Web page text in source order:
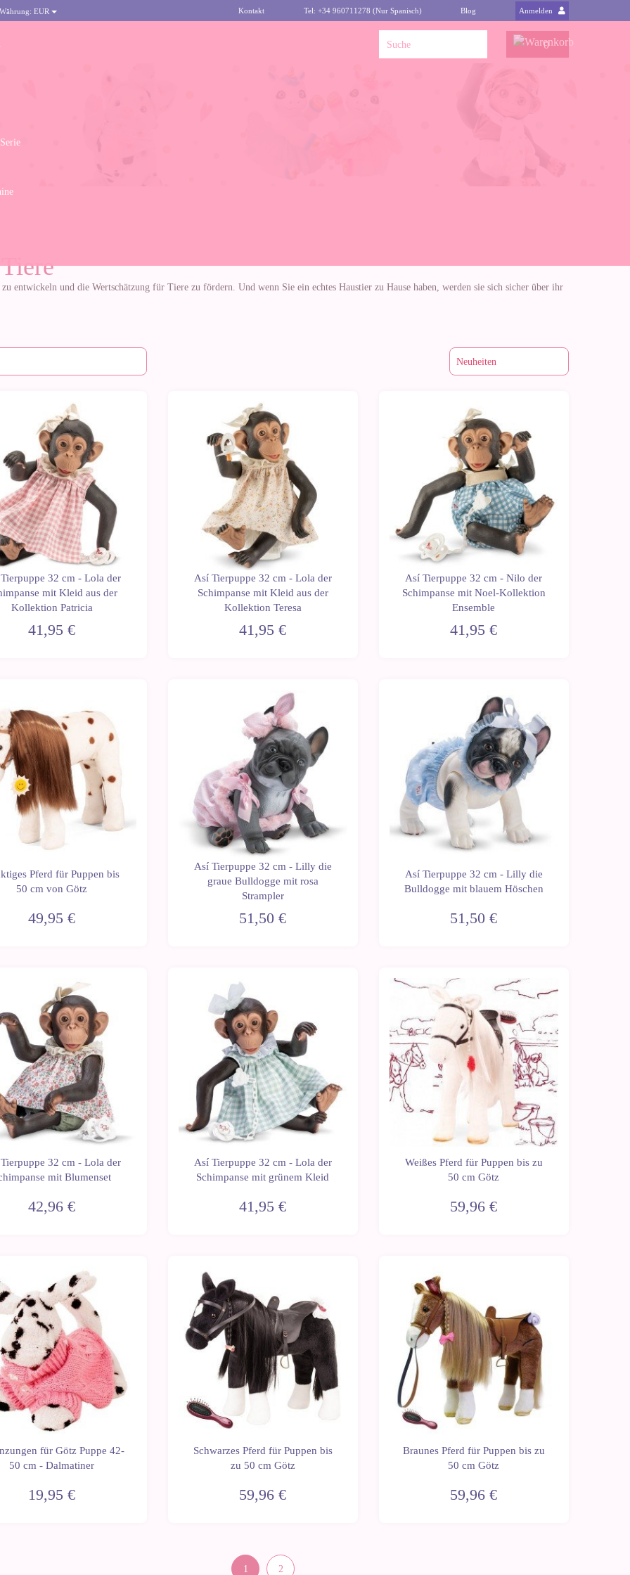
EUR Kontakt Tel: +34 960711278 (Nur Spanisch) Blog Anmelden
0
entwickeln und die Wertschätzung für Tiere zu fördern. Und wenn Sie ein echtes Haustier zu Hause haben, werden sie sich sicher über ihr
32 cm - Lola der
mit Kleid aus der
Kollektion Patricia
41,95 €
Así Tierpuppe 32 cm - Lola der
Schimpanse mit Kleid aus der
Kollektion Teresa
41,95 €
Así Tierpuppe 32 cm - Nilo der
Schimpanse mit Noel-Kollektion
Ensemble
41,95 €
Pferd für Puppen bis
50 cm von Götz
49,95 €
Así Tierpuppe 32 cm - Lilly die
graue Bulldogge mit rosa
Strampler
51,50 €
Así Tierpuppe 32 cm - Lilly die
Bulldogge mit blauem Höschen
51,50 €
32 cm - Lola der
mit Blumenset
42,96 €
Así Tierpuppe 32 cm - Lola der
Schimpanse mit grünem Kleid
41,95 €
Weißes Pferd für Puppen bis zu
50 cm Götz
59,96 €
für Götz Puppe 42-
50 cm - Dalmatiner
19,95 €
Schwarzes Pferd für Puppen bis
zu 50 cm Götz
59,96 €
Braunes Pferd für Puppen bis zu
50 cm Götz
59,96 €
1 2